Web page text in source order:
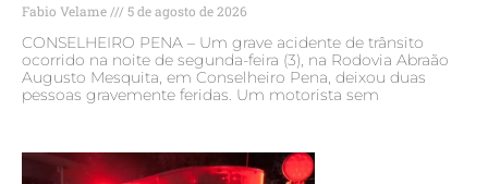
Fabio Velame 5 de agosto de 2026
CONSELHEIRO PENA – Um grave acidente de trânsito
ocorrido na noite de segunda-feira (3), na Rodovia Abraão
Augusto Mesquita, em Conselheiro Pena, deixou duas
pessoas gravemente feridas. Um motorista sem